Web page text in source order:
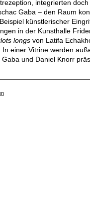
integrierten
Gaba – den Raum
künstlerischer
in der Kunsthalle
longs von Latifa
In einer Vitrine werden
Gaba und Daniel Knorr